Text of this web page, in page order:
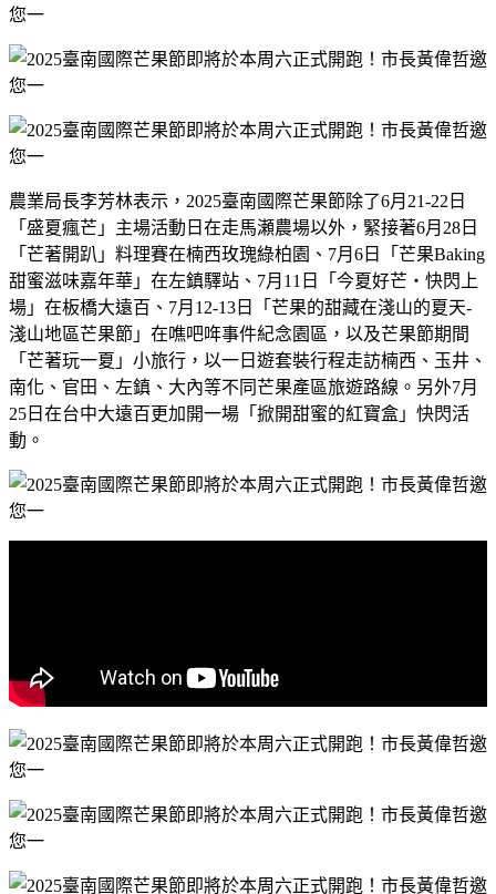
農業局長李芳林表示， 2025臺南國際芒果節除了6月 21-22 日
「盛夏瘋芒」主場活動日在走馬瀬農場以外，緊接著6月 28 日
「芒著開趴」料理賽在楠西玫瑰綠柏園、 7月 6 日「芒果Baking
甜蜜滋味嘉年華」在左鎮驛站、 7月 11 日「今夏好芒・快閃上
場」在板橋大遠百、 7月 12-13 日「芒果的甜藏在淺山的夏天-
淺山地區芒果節」在噍吧哖事件紀念園區，以及芒果節期間
「芒著玩一夏」小旅行，以一日遊套裝行程走訪楠西、玉井、
南化、官田、左鎮、大內等不同芒果產區旅遊路線。另外7月
25 日在台中大遠百更加開一場「掀開甜蜜的紅寶盒」快閃活
動。